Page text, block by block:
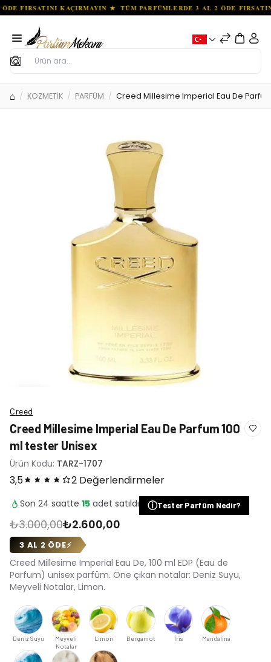
Ara
KOZMETİK PARFÜM Creed Millesime Imperial Eau De
Creed
Creed Millesime Imperial Eau De Parfum 100
ml tester Unisex
Ürün Kodu: TARZ-1707
3,5 2 Değerlendirmeler
Son 24 saatte 15 adet satıldı ⓘTester Parfüm Nedir?
₺3.000,00₺2.600,00
3 AL 2 ÖDE⚡
Creed Millesime Imperial Eau De, 100 ml EDP (Eau de
Parfum) unisex parfüm. Öne çıkan notalar: Deniz Suyu,
Meyveli Notalar, Limon.
Deniz Suyu
Meyveli
Notalar
Limon Bergamot İris Mandalina